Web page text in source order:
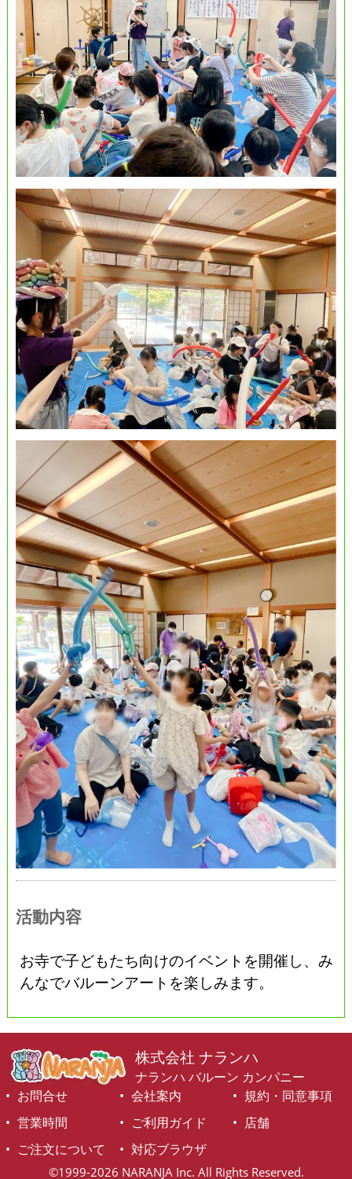
活動内容
お寺で子どもたち向けのイベントを開催し、み
んなでバルーンアートを楽しみます。
株式会社 ナランハ
ナランハ バルーン カンパニー
お問合せ
会社案内
規約・同意事項
営業時間
ご利用ガイド
店舗
ご注文について
対応ブラウザ
©1999-2026 NARANJA Inc. All Rights Reserved.